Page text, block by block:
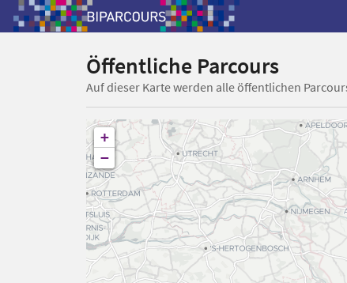
Öffentliche Parcours
Auf dieser Karte werden alle öffentlichen
+
−